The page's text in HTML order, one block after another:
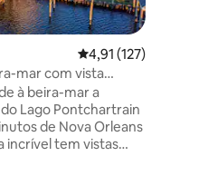
105 avaliações
4,91 de uma avaliação
4,91 (127)
mar com vista
o lago
à beira-mar a
Lago Pontchartrain
de Nova Orleans
jantar ao ar livre